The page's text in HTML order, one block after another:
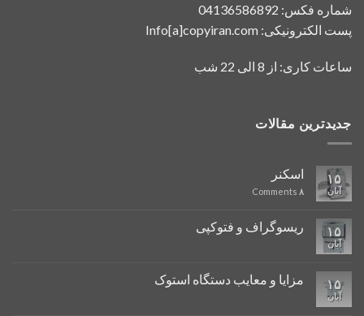
شماره فکس: 04136586892
پست الکترونیکی: Info[a]copyiran.com
ساعات کاری: از 8 الی 22 شب
جدیدترین مقالات
۱۵
آبان
اسکنر
۸
۱۵
آبان
ریسوگراف و فتوکپی
۱۵
آبان
مزایا و معایب دستگاه استوک